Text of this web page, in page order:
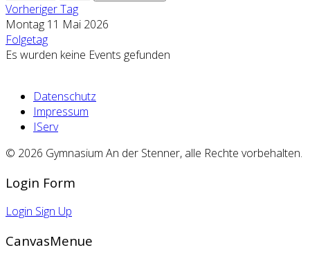
Vorheriger Tag
Montag 11 Mai 2026
Folgetag
Es wurden keine Events gefunden
Datenschutz
Impressum
IServ
© 2026 Gymnasium An der Stenner, alle Rechte vorbehalten.
Login Form
Login Sign Up
CanvasMenue